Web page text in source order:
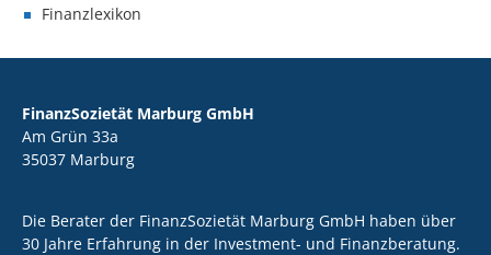
Finanzlexikon
FinanzSozietät Marburg GmbH
Am Grün 33a
35037 Marburg
Die Berater der FinanzSozietät Marburg GmbH haben über
30 Jahre Erfahrung in der Investment- und Finanzberatung.